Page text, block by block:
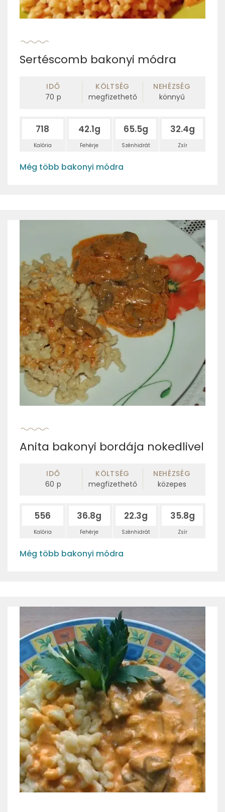
Sertéscomb bakonyi módra
IDŐ
70 p
KÖLTSÉG
megfizethető
NEHÉZSÉG
könnyű
718
Kalória
42.1g
Fehérje
65.5g
Szénhidrát
32.4g
Zsír
Még több bakonyi módra
Anita bakonyi bordája nokedlivel
IDŐ
60 p
KÖLTSÉG
megfizethető
NEHÉZSÉG
közepes
556
Kalória
36.8g
Fehérje
22.3g
Szénhidrát
35.8g
Zsír
Még több bakonyi módra